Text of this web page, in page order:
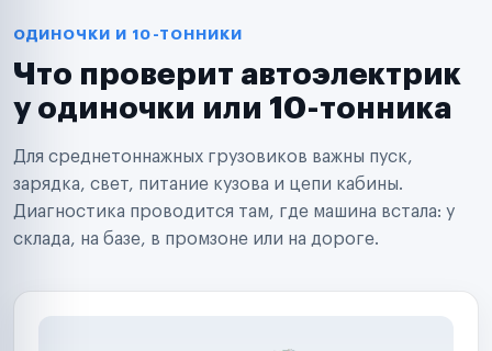
Таксопарки
Автодилеры
Поставщики запчастей
Аренда спецтехники
Ремонт спецтехники
Ритейл-сети
Управляющие компании
Страховые компании
ОДИНОЧКИ И 10-ТОННИКИ
Что проверит автоэлектрик
у одиночки или 10-тонника
Для среднетоннажных грузовиков важны пуск,
зарядка, свет, питание кузова и цепи кабины.
Диагностика проводится там, где машина встала: у
склада, на базе, в промзоне или на дороге.